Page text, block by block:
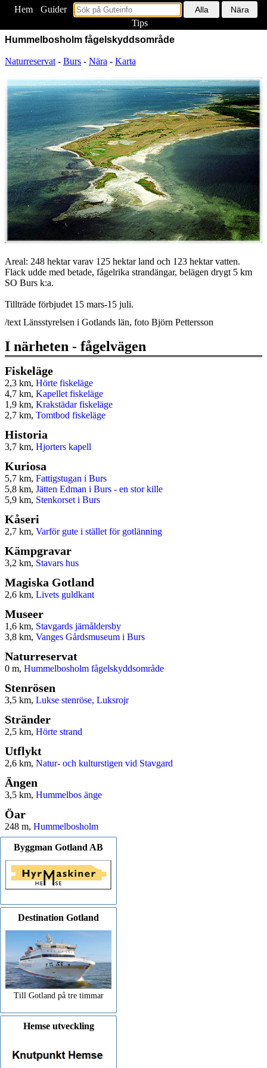
Hem
Guider
Tips
Hummelbosholm fågelskyddsområde
Naturreservat - Burs - Nära - Karta
Areal: 248 hektar varav 125 hektar land och 123 hektar vatten.
Flack udde med betade, fågelrika strandängar, belägen drygt 5 km
SO Burs k:a.
Tillträde förbjudet 15 mars-15 juli.
/text Länsstyrelsen i Gotlands län, foto Björn Pettersson
I närheten - fågelvägen
Fiskeläge
2,3 km, Hörte fiskeläge
4,7 km, Kapellet fiskeläge
1,9 km, Krakstädar fiskeläge
2,7 km, Tomtbod fiskeläge
Historia
3,7 km, Hjorters kapell
Kuriosa
5,7 km, Fattigstugan i Burs
5,8 km, Jätten Edman i Burs - en stor kille
5,9 km, Stenkorset i Burs
Kåseri
2,7 km, Varför gute i stället för gotlänning
Kämpgravar
3,2 km, Stavars hus
Magiska Gotland
2,6 km, Livets guldkant
Museer
1,6 km, Stavgards järnåldersby
3,8 km, Vanges Gårdsmuseum i Burs
Naturreservat
0 m, Hummelbosholm fågelskyddsområde
Stenrösen
3,5 km, Lukse stenröse, Luksrojr
Stränder
2,5 km, Hörte strand
Utflykt
2,6 km, Natur- och kulturstigen vid Stavgard
Ängen
3,5 km, Hummelbos änge
Öar
248 m, Hummelbosholm
Byggman Gotland AB
Destination Gotland
Till Gotland på tre timmar
Hemse utveckling